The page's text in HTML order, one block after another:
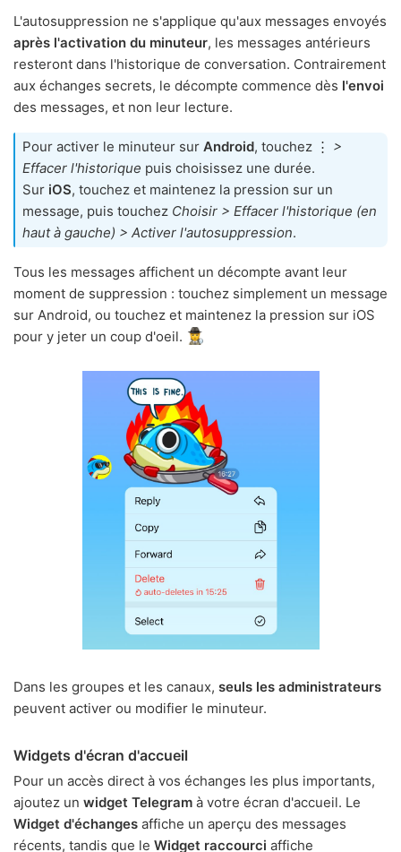
L'autosuppression ne s'applique qu'aux messages envoyés
après l'activation du minuteur, les messages antérieurs
resteront dans l'historique de conversation. Contrairement
aux échanges secrets, le décompte commence dès l'envoi
des messages, et non leur lecture.
Pour activer le minuteur sur Android, touchez ⋮ >
Effacer l'historique puis choisissez une durée.
Sur iOS, touchez et maintenez la pression sur un
message, puis touchez Choisir > Effacer l'historique (en
haut à gauche) > Activer l'autosuppression.
Tous les messages affichent un décompte avant leur
moment de suppression : touchez simplement un message
sur Android, ou touchez et maintenez la pression sur iOS
pour y jeter un coup d'oeil.
Dans les groupes et les canaux, seuls les administrateurs
peuvent activer ou modifier le minuteur.
Widgets d'écran d'accueil
Pour un accès direct à vos échanges les plus importants,
ajoutez un widget Telegram à votre écran d'accueil. Le
Widget d'échanges affiche un aperçu des messages
récents, tandis que le Widget raccourci affiche